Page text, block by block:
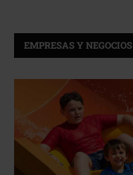
EMPRESAS Y NEGOCIOS